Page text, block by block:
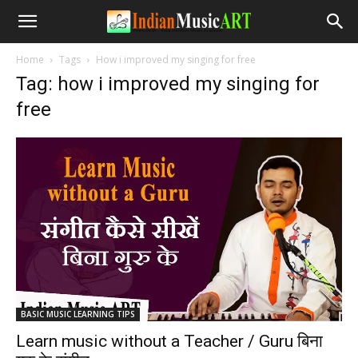
Home Tags How i improved my singing for free
Tag: how i improved my singing for
free
BASIC MUSIC LEARNING TIPS
Learn music without a Teacher / Guru बिना